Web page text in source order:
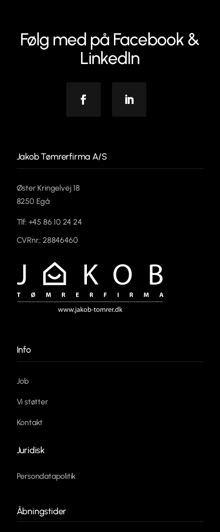
Følg med på Facebook &
LinkedIn
Jakob Tømrerfirma A/S
Øster Kringelvej 18
8250 Egå
Tlf: +45 86 10 24 24
CVRnr.: 28846460
Info
Job
Vi støtter
Kontakt
Juridisk
Persondatapolitik
Åbningstider